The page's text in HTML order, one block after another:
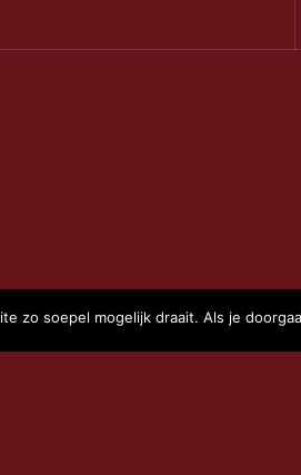
zo soepel mogelijk draait. Als je